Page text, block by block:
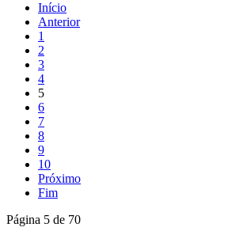
Início
Anterior
1
2
3
4
5
6
7
8
9
10
Próximo
Fim
Página 5 de 70